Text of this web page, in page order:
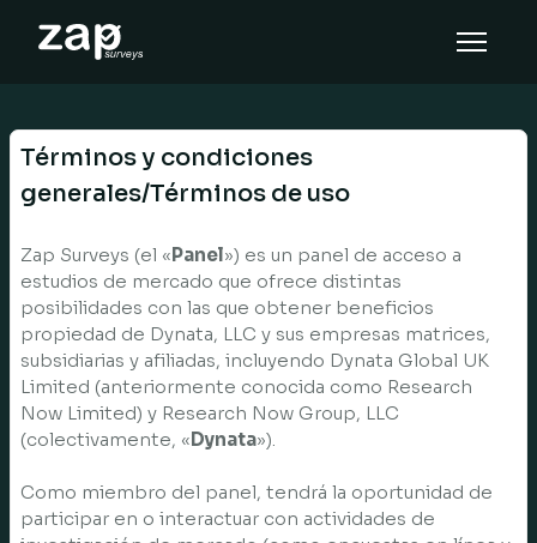
EN
Términos y condiciones
generales/Términos de uso
Zap Surveys (el «Panel») es un panel de acceso a
estudios de mercado que ofrece distintas
posibilidades con las que obtener beneficios
propiedad de Dynata, LLC y sus empresas matrices,
subsidiarias y afiliadas, incluyendo Dynata Global UK
Limited (anteriormente conocida como Research
Now Limited) y Research Now Group, LLC
(colectivamente, «Dynata»).
Como miembro del panel, tendrá la oportunidad de
participar en o interactuar con actividades de